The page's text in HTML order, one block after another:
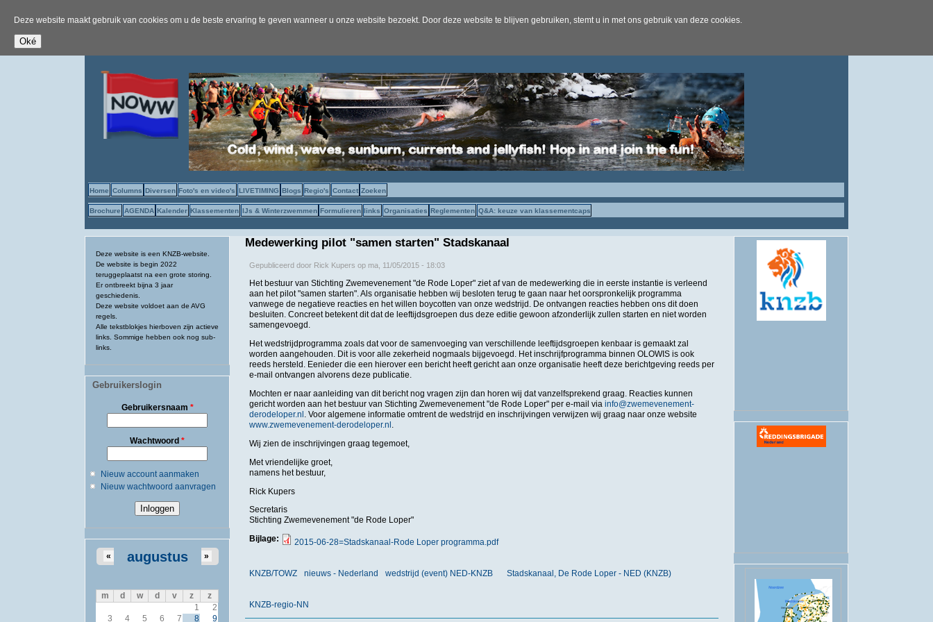
Deze website maakt gebruik van cookies om u de beste ervaring te geven wanneer u onze website bezoekt. Door deze website te blijven gebruiken, stemt u in met ons gebruik van deze cookies.
Home Columns Diversen Foto's en video's LIVETIMING Blogs Regio's Contact Zoeken
Brochure AGENDA Kalender Klassementen IJs & Winterzwemmen Formulieren links Organisaties Reglementen Q&A: keuze van klassementcaps
Deze website is een KNZB-website.
De website is begin 2022
teruggeplaatst na een grote storing.
Er ontbreekt bijna 3 jaar
geschiedenis.
Deze website voldoet aan de AVG
regels.
Alle tekstblokjes hierboven zijn actieve
links. Sommige hebben ook nog sub-
links.
Gebruikerslogin
Gebruikersnaam *
Wachtwoord *
Nieuw account aanmaken
Nieuw wachtwoord aanvragen
augustus
« »
m d w d v z
z
1
2
3
4 5 6 7 8
9
Medewerking pilot "samen starten" Stadskanaal
Gepubliceerd door Rick Kupers op ma, 11/05/2015 - 18:03
Het bestuur van Stichting Zwemevenement "de Rode Loper" ziet af van de medewerking die in eerste instantie is verleend
aan het pilot "samen starten". Als organisatie hebben wij besloten terug te gaan naar het oorspronkelijk programma
vanwege de negatieve reacties en het willen boycotten van onze wedstrijd. De ontvangen reacties hebben ons dit doen
besluiten. Concreet betekent dit dat de leeftijdsgroepen dus deze editie gewoon afzonderlijk zullen starten en niet worden
samengevoegd.
Het wedstrijdprogramma zoals dat voor de samenvoeging van verschillende leeftijdsgroepen kenbaar is gemaakt zal
worden aangehouden. Dit is voor alle zekerheid nogmaals bijgevoegd. Het inschrijfprogramma binnen OLOWIS is ook
reeds hersteld. Eenieder die een hierover een bericht heeft gericht aan onze organisatie heeft deze berichtgeving reeds per
e-mail ontvangen alvorens deze publicatie.
Mochten er naar aanleiding van dit bericht nog vragen zijn dan horen wij dat vanzelfsprekend graag. Reacties kunnen
gericht worden aan het bestuur van Stichting Zwemevenement "de Rode Loper" per e-mail via info@zwemevenement-
derodeloper.nl . Voor algemene informatie omtrent de wedstrijd en inschrijvingen verwijzen wij graag naar onze website
www.zwemevenement-derodeloper.nl .
Wij zien de inschrijvingen graag tegemoet,
Met vriendelijke groet,
namens het bestuur,
Rick Kupers
Secretaris
Stichting Zwemevenement "de Rode Loper"
Bijlage:
2015-06-28=Stadskanaal-Rode Loper programma.pdf
KNZB/TOWZ nieuws - Nederland wedstrijd (event) NED-KNZB Stadskanaal, De Rode Loper - NED (KNZB)
KNZB-regio-NN